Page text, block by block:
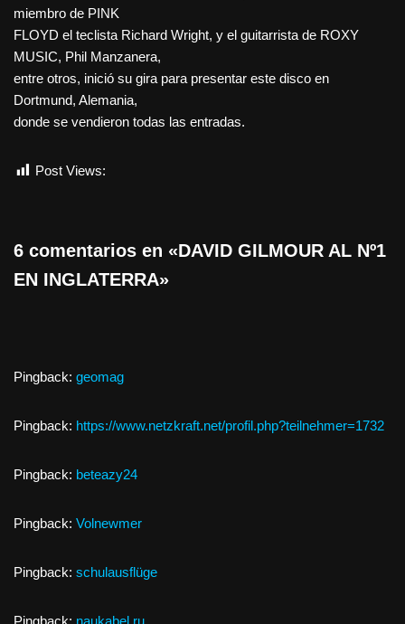
miembro de PINK
FLOYD el teclista Richard Wright, y el guitarrista de ROXY
MUSIC, Phil Manzanera,
entre otros, inició su gira para presentar este disco en
Dortmund, Alemania,
donde se vendieron todas las entradas.
Post Views:
6 comentarios en «DAVID GILMOUR AL Nº1
EN INGLATERRA»
Pingback: geomag
Pingback: https://www.netzkraft.net/profil.php?teilnehmer=1732
Pingback: beteazy24
Pingback: Volnewmer
Pingback: schulausflüge
Pingback: naukabel.ru